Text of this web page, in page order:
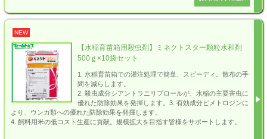
NEW
【水稲育苗箱用殺虫剤】ミネクトスター顆粒水和剤
500ｇ×10袋セット
1. 水稲育苗箱での灌注処理で簡単、スピーディ。散布の手
間を減らします。
2. 殺虫成分シアントラニリプロールが、水稲の主要害虫に
優れた防除効果を発揮します。3. 有効成分ピメトロジンに
より、ウンカ類への優れた防除効果を発揮します。
4. 飼料用米の低コスト生産に貢献。規模拡大を目指す皆様をサポートします。